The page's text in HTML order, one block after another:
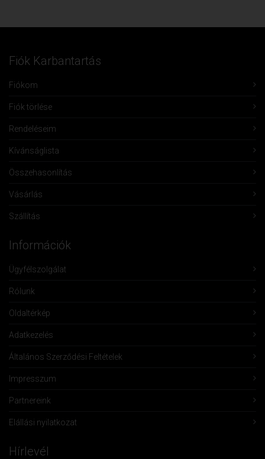
Fiók Karbantartás
Fiókom
Fiók törlése
Rendeléseim
Kívánságlista
Összehasonlítás
Vásárlás
Szállítás
Információk
Ügyfélszolgálat
Rólunk
Oldaltérkép
Adatkezelés
Általános Szerződési Feltételek
Impresszum
Partnereink
Elállási nyilatkozat
Hírlevél